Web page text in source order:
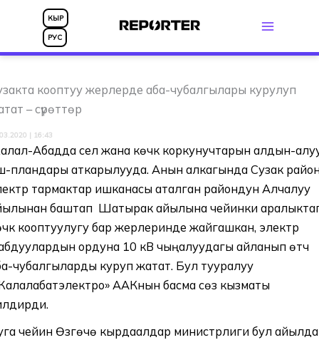
КЫР
РУС
кооптуу жерлерде аба-чубалгылары курулуп
– сүрөттөр
| 16:43
Абадда сел жана көчкү коркунучтарын алдын-
пландары аткарылууда. Анын алкагында Сузак
тармактар ишканасы аталган райондун Алчалуу
баштап Шатырак айылына чейинки
кооптуулугу бар жерлеринде жайгашкан, электр
ордуна 10 кВ чыңалуудагы айланып өтүүчү
чубалгыларды куруп жатат. Бул тууралуу
ААКнын басма сөз кызматы
чейин Өзгөчө кырдаалдар министрлиги бул айылда